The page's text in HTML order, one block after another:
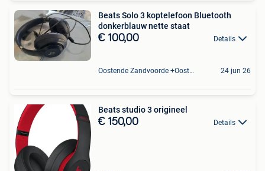
Beats Solo 3 koptelefoon Bluetooth
donkerblauw nette staat
€ 100,00 Details
Oostende Zandvoorde +Oostende 24 jun 26
Beats studio 3 origineel
€ 150,00 Details